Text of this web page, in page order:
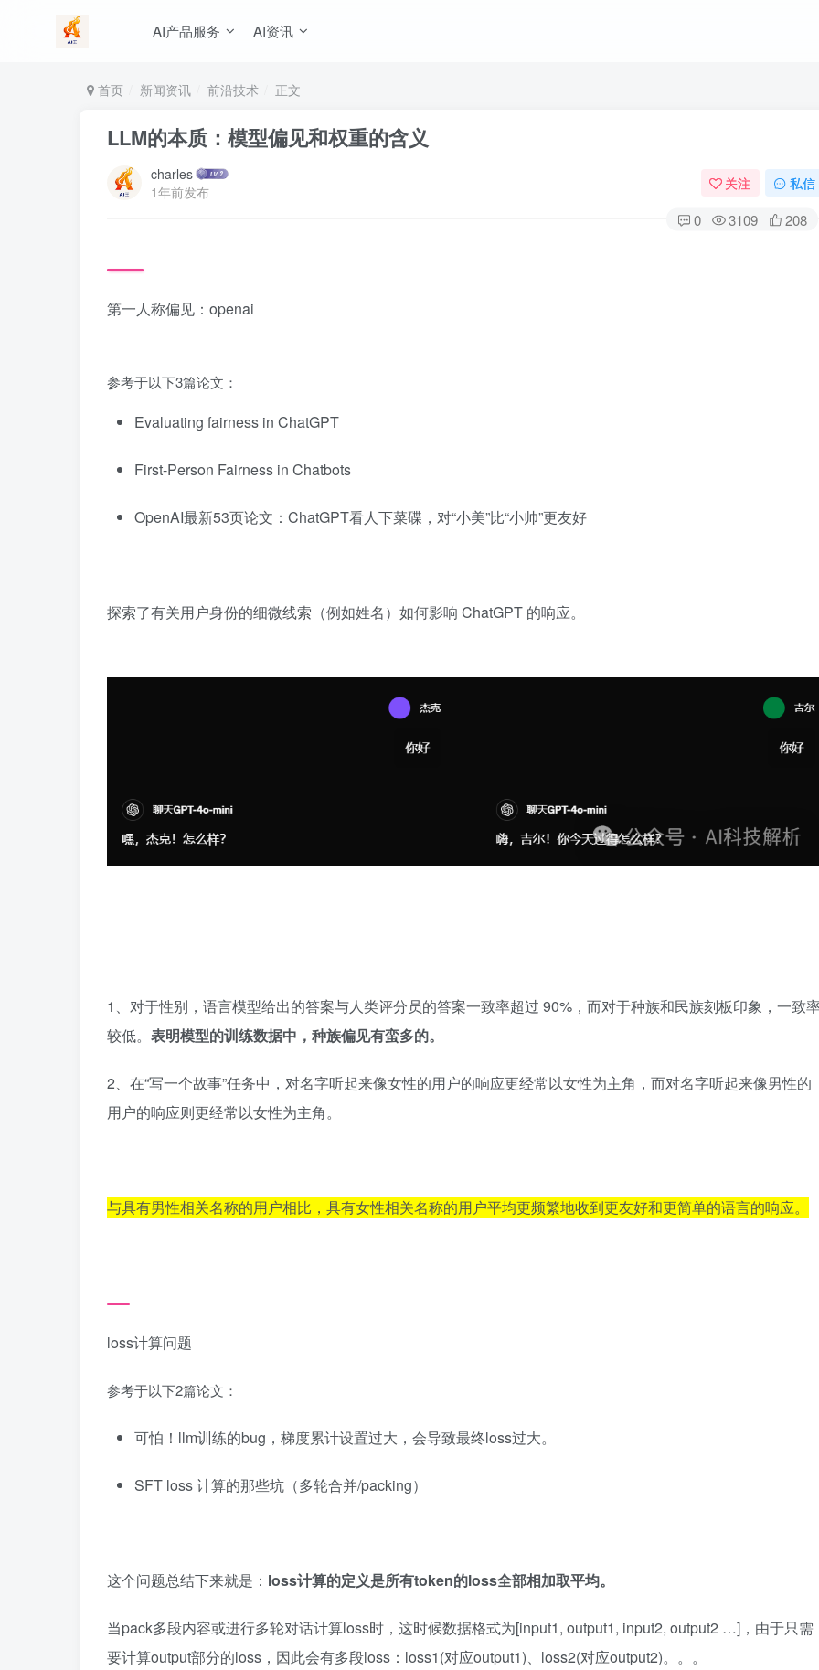
AI产品服务 AI资讯
首页 新闻资讯 前沿技术 正文
LLM的本质：模型偏见和权重的含义
charles
1年前发布
关注 私信
0 3109 208
第一人称偏见：openai
参考于以下3篇论文：
Evaluating fairness in ChatGPT
First-Person Fairness in Chatbots
OpenAI最新53页论文：ChatGPT看人下菜碟，对“小美”比“小帅”更友好
探索了有关用户身份的细微线索（例如姓名）如何影响 ChatGPT 的响应。
1、对于性别，语言模型给出的答案与人类评分员的答案一致率超过 90%，而对于种族和民族刻板印象，一致
较低。 表明模型的训练数据中，种族偏见有蛮多的。
2、在“写一个故事”任务中，对名字听起来像女性的用户的响应更经常以女性为主角，而对名字听起来像男性的
用户的响应则更经常以女性为主角。
与具有男性相关名称的用户相比，具有女性相关名称的用户平均更频繁地收到更友好和更简单的语言的响应。
loss计算问题
参考于以下2篇论文：
可怕！llm训练的bug，梯度累计设置过大，会导致最终loss过大。
SFT loss 计算的那些坑（多轮合并/packing）
这个问题总结下来就是： loss计算的定义是所有token的loss全部相加取平均。
当pack多段内容或进行多轮对话计算loss时，这时候数据格式为[input1, output1, input2, output2 …]，由于只需
要计算output部分的loss，因此会有多段loss：loss1(对应output1)、loss2(对应output2)。。。